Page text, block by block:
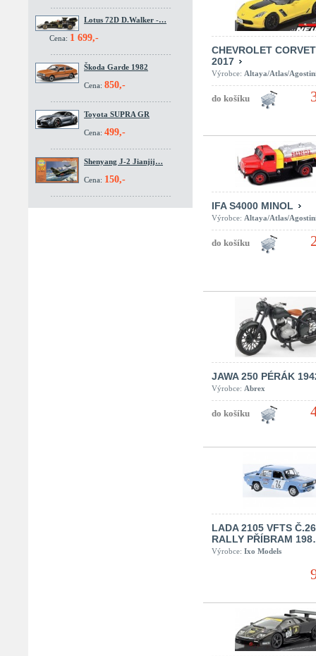
Lotus 72D D.Walker -…
Cena: 1 699,-
Škoda Garde 1982
Cena: 850,-
Toyota SUPRA GR
Cena: 499,-
Shenyang J-2 Jianjij…
Cena: 150,-
CHEVROLET
2017
Výrobce: Altaya/Atlas/
IFA S4000 MINOL
Výrobce: Altaya/Atlas/
JAWA 250 PÉRÁK
Výrobce: Abrex
LADA 2105 VFTS Č.26
RALLY PŘÍBRAM
Výrobce: Ixo Models